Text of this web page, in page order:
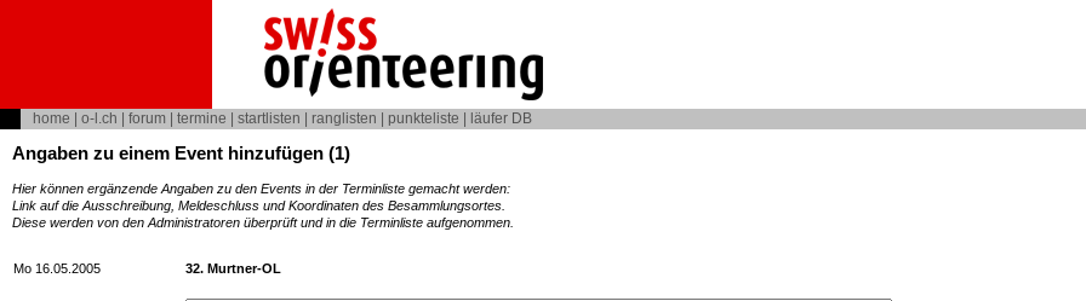
home o-l.ch forum termine startlisten ranglisten punkteliste läufer DB
Angaben zu einem Event hinzufügen (1)
Hier können ergänzende Angaben zu den Events in der Terminliste gemacht werden:
Link auf die Ausschreibung, Meldeschluss und Koordinaten des Besammlungsortes.
Diese werden von den Administratoren überprüft und in die Terminliste aufgenommen.
Mo 16.05.2005 32. Murtner-OL